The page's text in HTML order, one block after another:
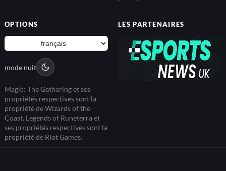
OPTIONS
mode nuit
Magic: The Gathering et ses
propriétés respectives sont la
propriété de Wizards of the
Coast. Legends of Runeterra et
ses propriétés respectives sont la
propriété de Riot Games.
LES PARTENAIRES